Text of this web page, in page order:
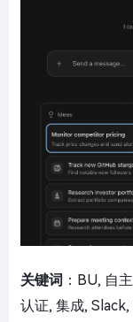
关键词 ：BU, 自
认证, 集成,